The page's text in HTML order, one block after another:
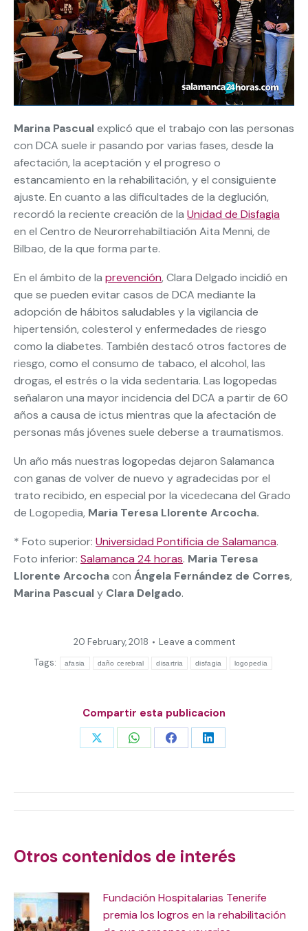
Marina Pascualexplicó que el trabajo con las personas
con DCA suele ir pasando por varias fases, desde la
afectación, la aceptación y el progreso o
estancamiento en la rehabilitación, y el consiguiente
ajuste. En cuanto a las dificultades de la deglución,
recordó la reciente creación de la Unidad de Disfagia
en el Centro de Neurorrehabiltiación Aita Menni, de
Bilbao, de la que forma parte.
En el ámbito de la prevención, Clara Delgado incidió en
que se pueden evitar casos de DCA mediante la
adopción de hábitos saludables y la vigilancia de
hipertensión, colesterol y enfermedades de riesgo
como la diabetes. También destacó otros factores de
riesgo, como el consumo de tabaco, el alcohol, las
drogas, el estrés o la vida sedentaria. Las logopedas
señalaron una mayor incidencia del DCA a partir de 60
años a causa de ictus mientras que la afectación de
personas más jóvenes suele deberse a traumatismos.
Un año más nuestras logopedas dejaron Salamanca
con ganas de volver de nuevo y agradecidas por el
trato recibido, en especial por la vicedecana del Grado
de Logopedia, Maria Teresa Llorente Arcocha.
* Foto superior: Universidad Pontificia de Salamanca.
Foto inferior: Salamanca 24 horas. Maria Teresa
Llorente Arcochacon Ángela Fernández de Corres,
Marina Pascualy Clara Delgado.
20 February, 2018
Leave a comment
Tags:
afasia daño cerebral disartria disfagia logopedia
Compartir esta publicacion
Share Share Share Share
Otros contenidos de interés
Fundación Hospitalarias Tenerife
premia los logros en la rehabilitación